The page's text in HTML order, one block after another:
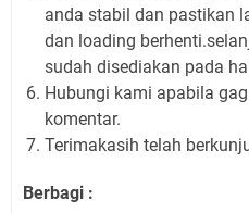
anda stabil dan pastikan
dan loading
sudah disediakan pada
Hubungi kami apabila
komentar.
Terimakasih telah
Berbagi :